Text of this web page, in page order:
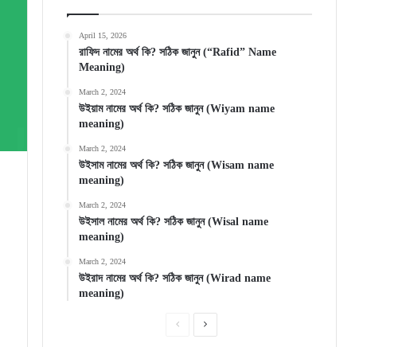
April 15, 2026
রাফিদ নামের অর্থ কি? সঠিক জানুন (“Rafid” Name
Meaning)
March 2, 2024
উইয়াম নামের অর্থ কি? সঠিক জানুন (Wiyam name
meaning)
March 2, 2024
উইসাম নামের অর্থ কি? সঠিক জানুন (Wisam name
meaning)
March 2, 2024
উইসাল নামের অর্থ কি? সঠিক জানুন (Wisal name
meaning)
March 2, 2024
উইরাদ নামের অর্থ কি? সঠিক জানুন (Wirad name
meaning)
PreviousNext